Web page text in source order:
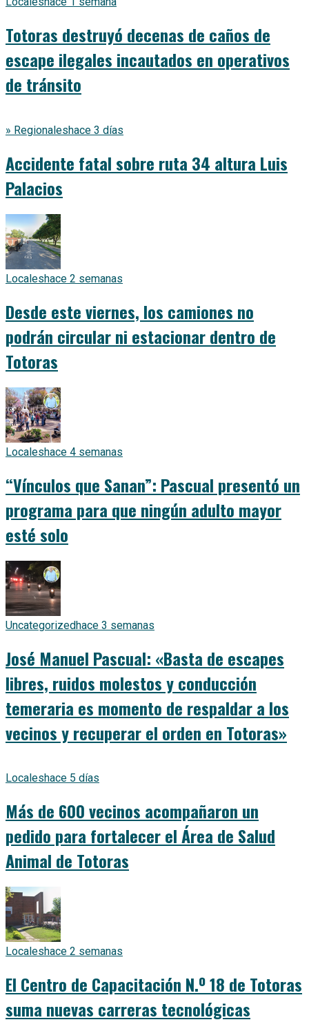
Totoras destruyó decenas de caños de
escape ilegales incautados en operativos
de tránsito
» Regionaleshace 3 días
Accidente fatal sobre ruta 34 altura Luis
Palacios
Localeshace 2 semanas
Desde este viernes, los camiones no
podrán circular ni estacionar dentro de
Totoras
Localeshace 4 semanas
“Vínculos que Sanan”: Pascual presentó un
programa para que ningún adulto mayor
esté solo
Uncategorizedhace 3 semanas
José Manuel Pascual: «Basta de escapes
libres, ruidos molestos y conducción
temeraria es momento de respaldar a los
vecinos y recuperar el orden en Totoras»
Localeshace 5 días
Más de 600 vecinos acompañaron un
pedido para fortalecer el Área de Salud
Animal de Totoras
Localeshace 2 semanas
El Centro de Capacitación N.º 18 de Totoras
suma nuevas carreras tecnológicas